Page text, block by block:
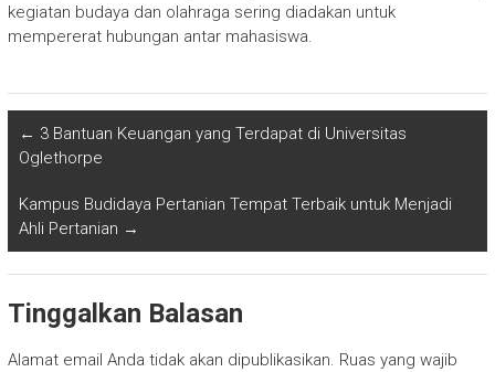
kegiatan budaya dan olahraga sering diadakan untuk
mempererat hubungan antar mahasiswa.
← 3 Bantuan Keuangan yang Terdapat di Universitas
Oglethorpe
Kampus Budidaya Pertanian Tempat Terbaik untuk Menjadi
Ahli Pertanian →
Tinggalkan Balasan
Alamat email Anda tidak akan dipublikasikan. Ruas yang wajib